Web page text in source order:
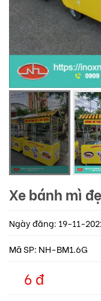
Xe bánh mì
Ngày đăng: 19-11-
Mã SP: NH-BM1.6G
6 đ